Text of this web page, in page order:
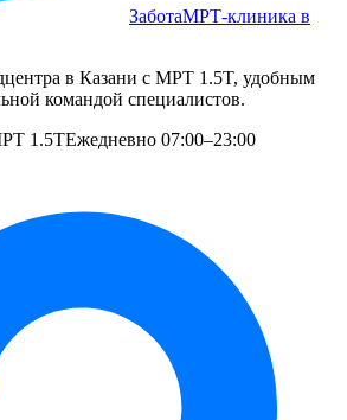
ЗаботаМРТ‑клиника в
в Казани с МРТ 1.5T, удобным
командой специалистов.
1.5TЕжедневно 07:00–23:00